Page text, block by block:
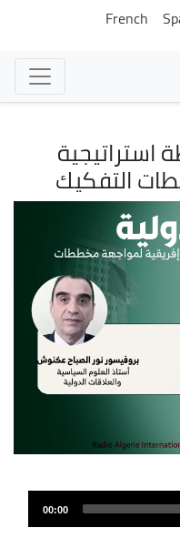
French
استراتيجية
التفكيك
00:00